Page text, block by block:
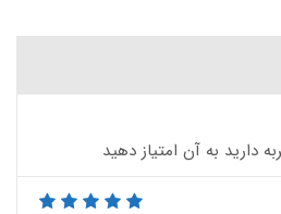
دارید به آن امتیاز دهید